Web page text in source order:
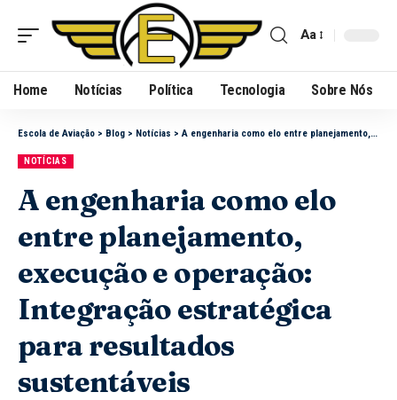
Aa
Home Notícias Política Tecnologia Sobre Nós
Escola de Aviação > Blog > Notícias > A engenharia como elo entre planejamento, execução e operação: Integração estratégica para resultados sustentáveis
NOTÍCIAS
A engenharia como elo
entre planejamento,
execução e operação:
Integração estratégica
para resultados
sustentáveis